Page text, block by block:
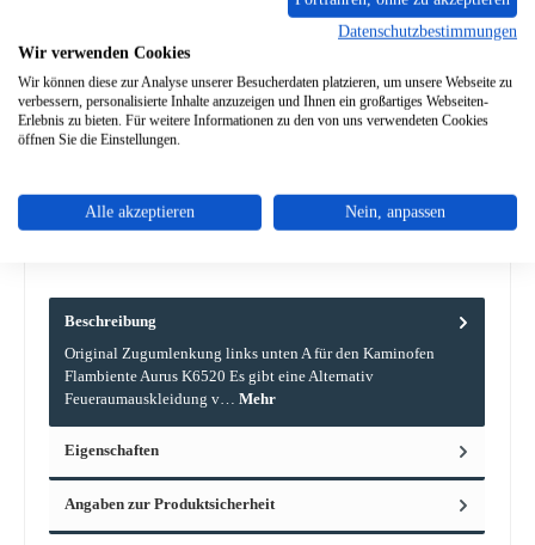
PRODUKTNUMMER:
nur auf Anfrage erhältlich
Zum Merkzettel hinzufügen
Beschreibung
Original Zugumlenkung links unten A für den Kaminofen
Flambiente Aurus K6520 Es gibt eine Alternativ
Feueraumauskleidung v… Mehr
Eigenschaften
Angaben zur Produktsicherheit
Datenschutzbestimmungen
Wir verwenden Cookies
Wir können diese zur Analyse unserer Besucherdaten platzieren, um unsere Webseite zu
verbessern, personalisierte Inhalte anzuzeigen und Ihnen ein großartiges Webseiten-
Erlebnis zu bieten. Für weitere Informationen zu den von uns verwendeten Cookies
öffnen Sie die Einstellungen.
Alle akzeptieren Nein, anpassen